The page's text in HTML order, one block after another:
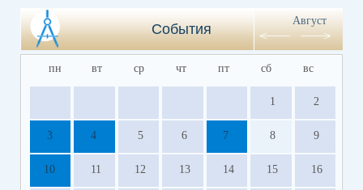
События
Август
пн вт ср чт пт сб вс
1 2
3 4 5 6 7 8 9
10 11 12 13 14 15 16